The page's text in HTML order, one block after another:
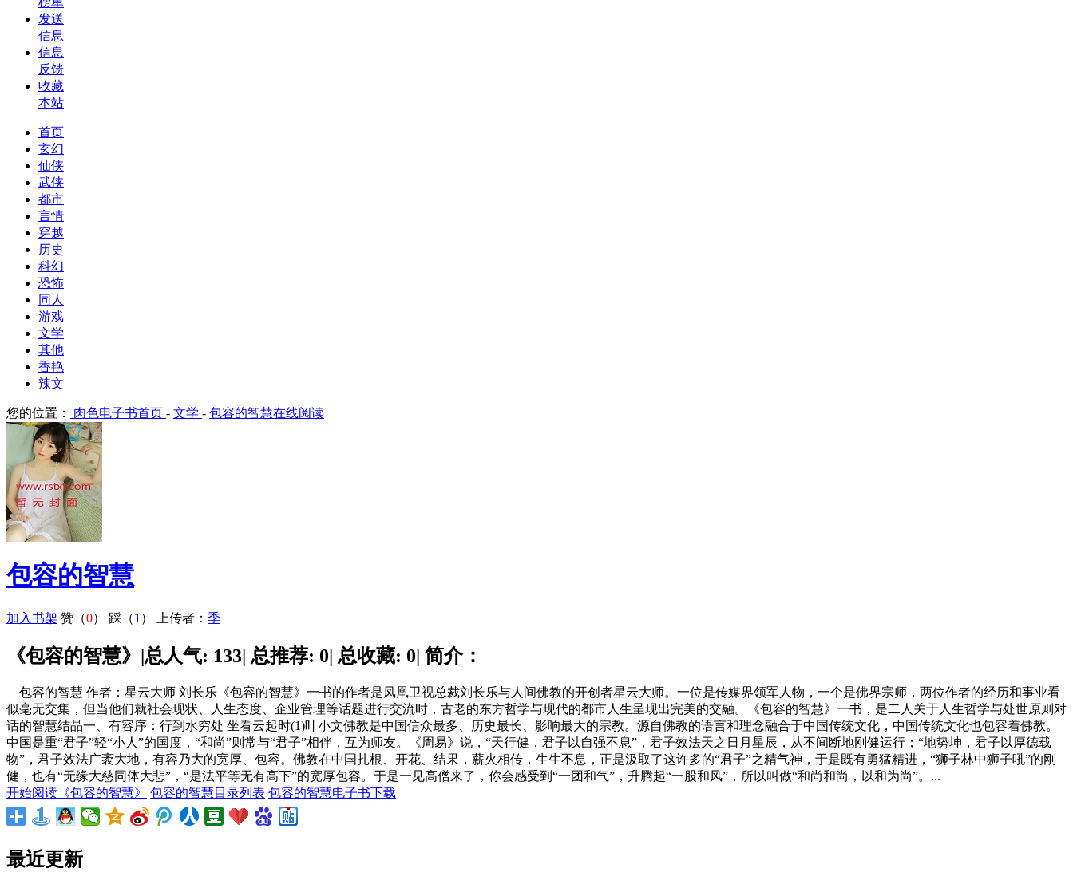
发送
信息
信息
反馈
收藏
本站
首页
玄幻
仙侠
武侠
都市
言情
穿越
历史
科幻
恐怖
同人
游戏
文学
其他
香艳
辣文
您的位置： 肉色电子书首页 - 文学 - 包容的智慧在线阅读
包容的智慧
加入书架 赞（0） 踩（1 ） 上传者： 季
《包容的智慧》|总人气: 133| 总推荐: 0| 总收藏: 0| 简介：
包容的智慧 作者：星云大师 刘长乐《包容的智慧》一书的作者是凤凰卫视总裁刘长乐与人间佛教的开创者星云大师。一位是传媒界领军人物，一个是佛界宗师，两位作者的经历和事业看
似毫无交集，但当他们就社会现状、人生态度、企业管理等话题进行交流时，古老的东方哲学与现代的都市人生呈现出完美的交融。《包容的智慧》一书，是二人关于人生哲学与处世原则对
话的智慧结晶一、有容序：行到水穷处 坐看云起时(1)叶小文佛教是中国信众最多、历史最长、影响最大的宗教。源自佛教的语言和理念融合于中国传统文化，中国传统文化也包容着佛教。
中国是重“君子”轻“小人”的国度，“和尚”则常与“君子”相伴，互为师友。《周易》说，“天行健，君子以自强不息”，君子效法天之日月星辰，从不间断地刚健运行；“地势坤，君子以厚德载
物”，君子效法广袤大地，有容乃大的宽厚、包容。佛教在中国扎根、开花、结果，薪火相传，生生不息，正是汲取了这许多的“君子”之精气神，于是既有勇猛精进，“狮子林中狮子吼”的刚
健，也有“无缘大慈同体大悲”，“是法平等无有高下”的宽厚包容。于是一见高僧来了，你会感受到“一团和气”，升腾起“一股和风”，所以叫做“和尚和尚，以和为尚”。...
开始阅读《包容的智慧》
包容的智慧目录列表 包容的智慧电子书下载
最近更新